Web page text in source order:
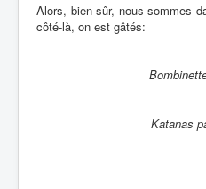
Alors, bien sûr, nous sommes
côté-là, on est gâtés:
Katanas